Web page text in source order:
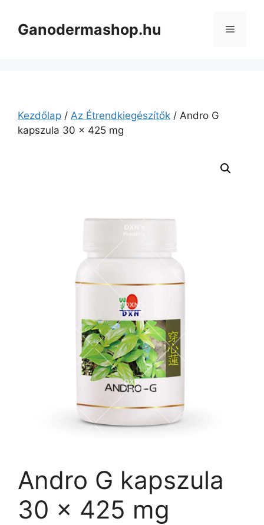
tartalomba
Ganodermashop.hu Menü
Kezdőlap / Az Étrendkiegészítők / Andro G
kapszula 30 x 425 mg
Andro G kapszula
30 x 425 mg